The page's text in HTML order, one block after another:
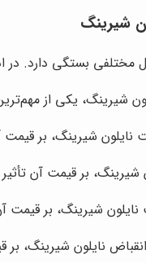
شیرینگ
مختلفی بستگی دارد. در
شیرینگ، یکی از
شیرینگ، بر قیمت
شیرینگ، بر قیمت آن
شیرینگ، بر قیمت
نایلون شیرینگ، بر